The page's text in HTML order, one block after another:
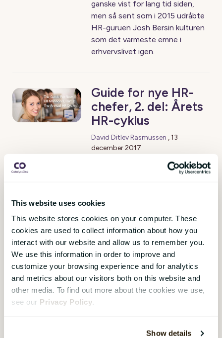
This website uses cookies
This website stores cookies on your computer. These
cookies are used to collect information about how you
interact with our website and allow us to remember you.
We use this information in order to improve and
customize your browsing experience and for analytics
and metrics about our visitors both on this website and
other media. To find out more about the cookies we use,
see our Privacy Policy.
Show details
ganske vist for lang tid siden,
men så sent som i 2015 udråbte
HR-guruen Josh Bersin kulturen
som det varmeste emne i
erhvervslivet igen.
Guide for nye HR-
chefer, 2. del: Årets
HR-cyklus
David Ditlev Rasmussen ,13
december 2017
Ligesom organisationer er der
også stor forskel på årets HR-
chef i din organisation, skal du
implementere processerne. Men
hvor skal du begynde?
Guide for nye HR-
chefer, 1. del: Det
grundlæggende